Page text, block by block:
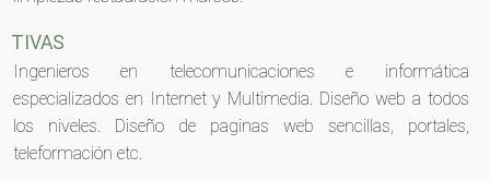
TIVAS
Ingenieros en telecomunicaciones e informática
especializados en Internet y Multimedia. Diseño web a todos
los niveles. Diseño de paginas web sencillas, portales,
teleformación etc.